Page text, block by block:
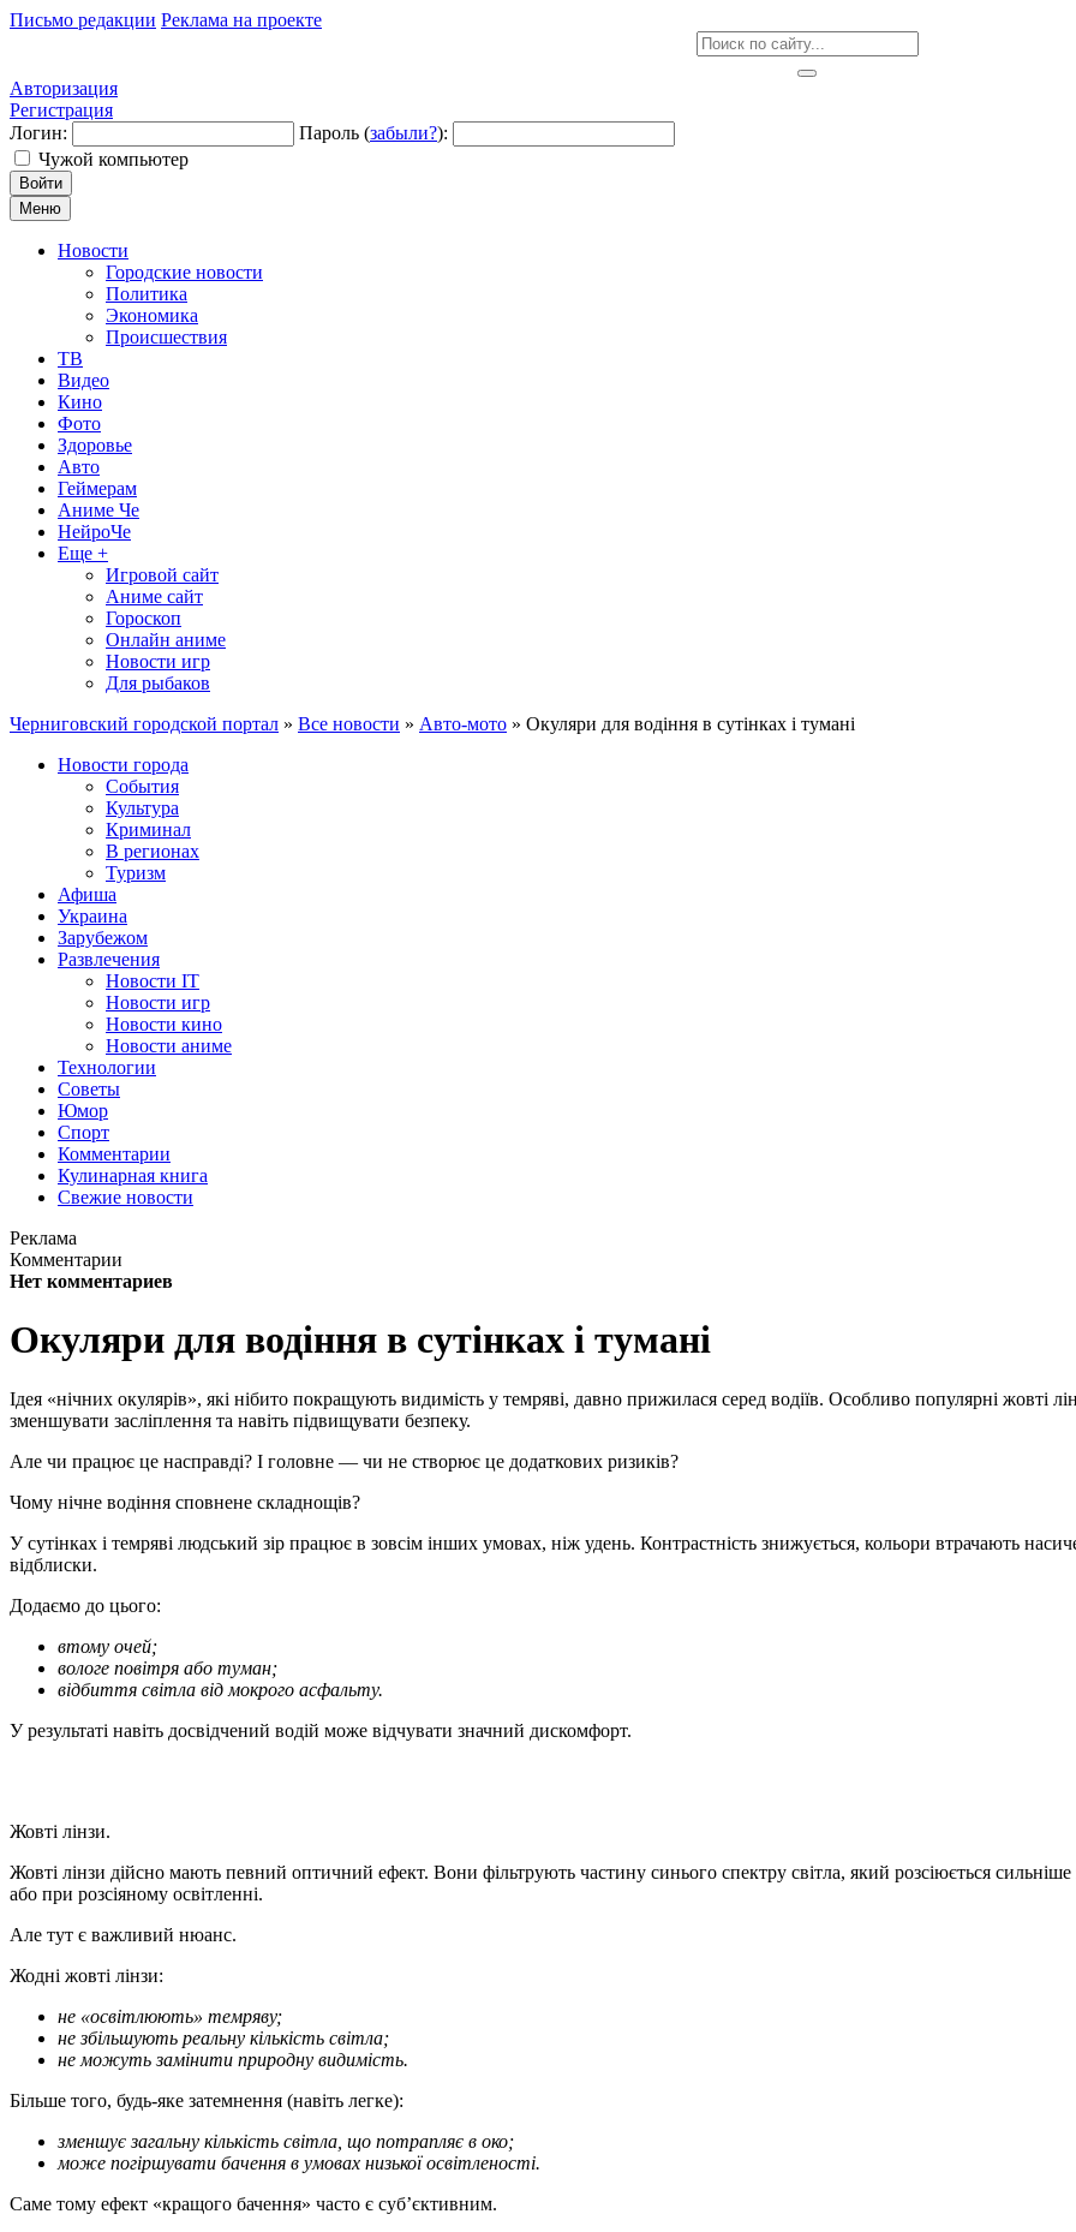
Письмо редакции Реклама на проекте
Авторизация
Регистрация
Логин:
Пароль (забыли?):
Чужой компьютер
Войти
Меню
Новости
Городские новости
Политика
Экономика
Происшествия
ТВ
Видео
Кино
Фото
Здоровье
Авто
Геймерам
Аниме Че
НейроЧе
Еще +
Игровой сайт
Аниме сайт
Гороскоп
Онлайн аниме
Новости игр
Для рыбаков
Черниговский городской портал » Все новости » Авто-мото » Окуляри для водіння в сутінках і тумані
Новости города
События
Культура
Криминал
В регионах
Туризм
Афиша
Украина
Зарубежом
Развлечения
Новости IT
Новости игр
Новости кино
Новости аниме
Технологии
Советы
Юмор
Спорт
Комментарии
Кулинарная книга
Свежие новости
Реклама
Комментарии
Нет комментариев
Окуляри для водіння в сутінках і тумані
Ідея «нічних окулярів», які нібито покращують видимість у темряві, давно прижилася серед водіїв. Особливо популярні жовті
зменшувати засліплення та навіть підвищувати безпеку.
Але чи працює це насправді? І головне — чи не створює це додаткових ризиків?
Чому нічне водіння сповнене складнощів?
У сутінках і темряві людський зір працює в зовсім інших умовах, ніж удень. Контрастність знижується, кольори втрачають
відблиски.
Додаємо до цього:
втому очей;
вологе повітря або туман;
відбиття світла від мокрого асфальту.
У результаті навіть досвідчений водій може відчувати значний дискомфорт.
Жовті лінзи.
Жовті лінзи дійсно мають певний оптичний ефект. Вони фільтрують частину синього спектру світла, який розсіюється
або при розсіяному освітленні.
Але тут є важливий нюанс.
Жодні жовті лінзи:
не «освітлюють» темряву;
не збільшують реальну кількість світла;
не можуть замінити природну видимість.
Більше того, будь-яке затемнення (навіть легке):
зменшує загальну кількість світла, що потрапляє в око;
може погіршувати бачення в умовах низької освітленості.
Саме тому ефект «кращого бачення» часто є суб’єктивним.